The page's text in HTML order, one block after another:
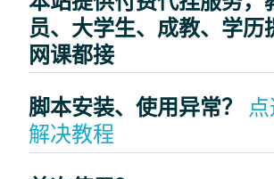
员、大学生、成教、学历
网课都接
脚本安装、使用异常？
解决教程